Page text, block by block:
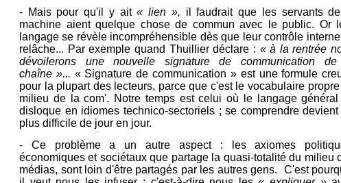
- Mais pour qu'il y ait« lien », il faudrait que les servants
machine aient quelque chose de commun avec le public. Or
langage se révèle incompréhensible dès que leur contrôle
relâche... Par exemple quand Thuillier déclare : «à la rentrée
dévoilerons une nouvelle signature de communication
chaîne »... « Signature de communication » est une formule
pour la plupart des lecteurs, parce que c'est le vocabulaire propre
milieu de la com'. Notre temps est celui où le langage
disloque en idiomes technico-sectoriels ; se comprendre
plus difficile de jour en jour.
- Ce problème a un autre aspect : les axiomes
économiques et sociétaux que partage la quasi-totalité du milieu
médias, sont loin d'être partagés par les autres gens. C'est